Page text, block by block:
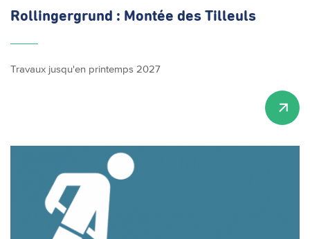
Rollingergrund : Montée des Tilleuls
Travaux jusqu'en printemps 2027